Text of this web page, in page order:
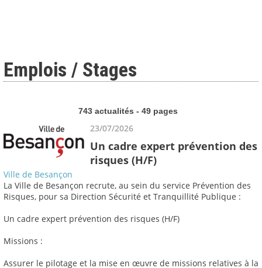
Emplois / Stages
743 actualités - 49 pages
23/07/2026
Un cadre expert prévention des
risques (H/F)
Ville de Besançon
La Ville de Besançon recrute, au sein du service Prévention des
Risques, pour sa Direction Sécurité et Tranquillité Publique :
Un cadre expert prévention des risques (H/F)
Missions :
Assurer le pilotage et la mise en œuvre de missions relatives à la